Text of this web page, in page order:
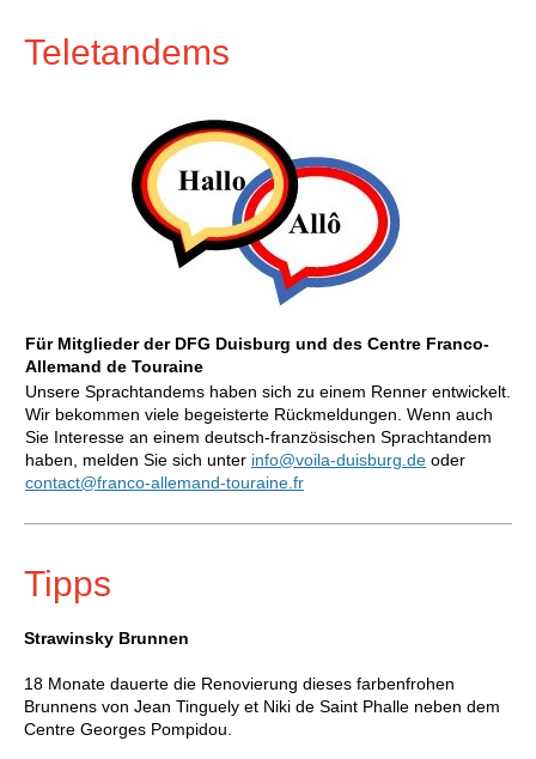
Teletandems
Für Mitglieder der DFG Duisburg und des Centre Franco-
Allemand de Touraine
Unsere Sprachtandems haben sich zu einem Renner entwickelt.
Wir bekommen viele begeisterte Rückmeldungen. Wenn auch
Sie Interesse an einem deutsch-französischen Sprachtandem
haben, melden Sie sich unter info@voila-duisburg.de oder
contact@franco-allemand-touraine.fr
Tipps
Strawinsky Brunnen
18 Monate dauerte die Renovierung dieses farbenfrohen
Brunnens von Jean Tinguely et Niki de Saint Phalle neben dem
Centre Georges Pompidou.